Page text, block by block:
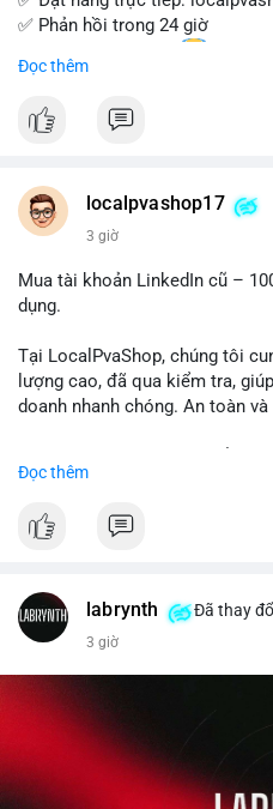
✅ Phản hồi trong 24 giờ
✅ WhatsApp: +1 (66
✅ Telegram: @localpvashop
✅ Email:
Đọc thêm
localpvashop17
3 giờ
Mua tài khoản LinkedIn cũ –
dụng.
Tại LocalPvaShop, chúng tôi
lượng cao, đã qua kiểm tra,
doanh nhanh chóng. An toàn
✅ Phản hồi trong 24 giờ
✅ Email:
Đọc thêm
labrynth Đã thay
3 giờ